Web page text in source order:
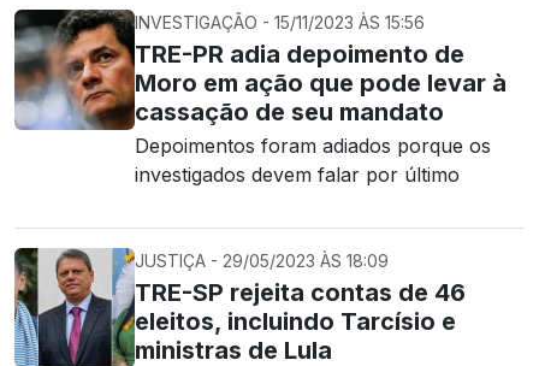
INVESTIGAÇÃO - 15/11/2023 ÀS 15:56
TRE-PR adia depoimento de
Moro em ação que pode levar à
cassação de seu mandato
Depoimentos foram adiados porque os
investigados devem falar por último
JUSTIÇA - 29/05/2023 ÀS 18:09
TRE-SP rejeita contas de 46
eleitos, incluindo Tarcísio e
ministras de Lula